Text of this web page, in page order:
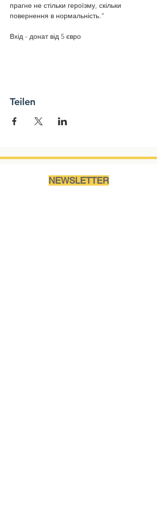
прагне не стільки героїзму, скільки
повернення в нормальність."
Вхід - донат від 5 євро
Teilen
NEWSLETTER